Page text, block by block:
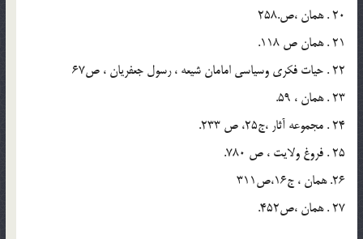
20 . همان ،ص.258
21 . همان ص 118.
22 . حيات فكري وسياسي امامان شيعه ، رسول جعفريان ، ص67
23 . همان ، 59.
24 . مجموعه آثار ،ج25، ص 233.
25 . فروغ ولايت ، ص 780.
26. همان ، ج16،ص311
27 . همان ،ص452.